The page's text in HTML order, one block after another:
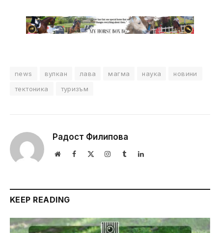
news вулкан лава магма наука
новини
тектоника
туризъм
Радост Филипова
WebsiteFacebook InstagramTumblrLinkedIn
KEEP READING